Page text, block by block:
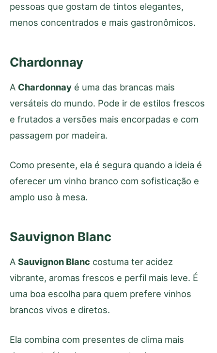
pessoas que gostam de tintos elegantes,
menos concentrados e mais gastronômicos.
Chardonnay
A Chardonnay é uma das brancas mais
versáteis do mundo. Pode ir de estilos frescos
e frutados a versões mais encorpadas e com
passagem por madeira.
Como presente, ela é segura quando a ideia é
oferecer um vinho branco com sofisticação e
amplo uso à mesa.
Sauvignon Blanc
A Sauvignon Blanc costuma ter acidez
vibrante, aromas frescos e perfil mais leve. É
uma boa escolha para quem prefere vinhos
brancos vivos e diretos.
Ela combina com presentes de clima mais